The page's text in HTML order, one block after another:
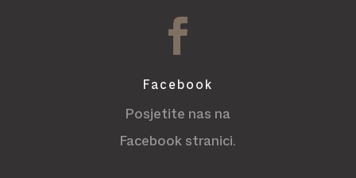

Facebook
Posjetite nas na
Facebook stranici.